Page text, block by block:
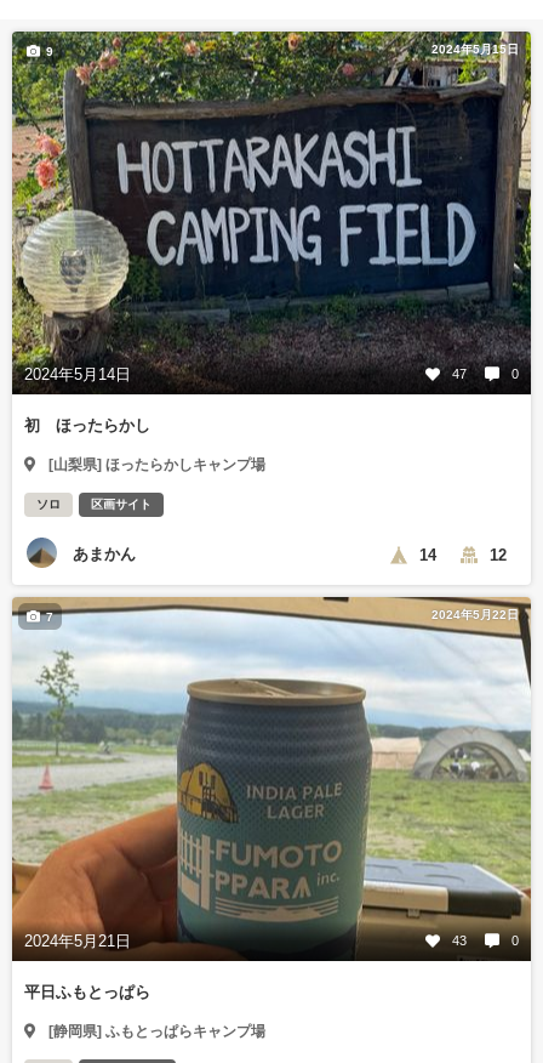
2024年5月15日
2024年5月14日 47 0
9
初 ほったらかし
[山梨県] ほったらかしキャンプ場
ソロ 区画サイト
あまかん 14 12
2024年5月22日
2024年5月21日 43 0
7
平日ふもとっぱら
[静岡県] ふもとっぱらキャンプ場